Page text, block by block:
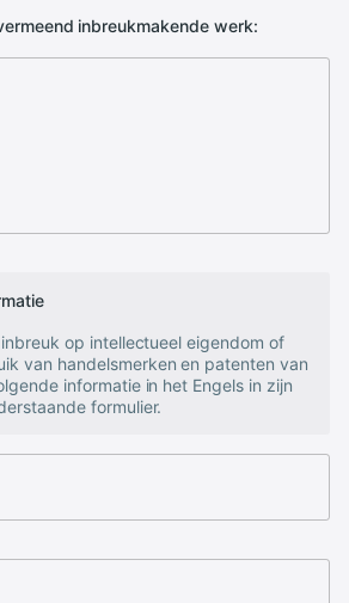
inbreukmakende werk:
op intellectueel eigendom of
van handelsmerken en patenten van
informatie in het Engels in zijn
formulier.